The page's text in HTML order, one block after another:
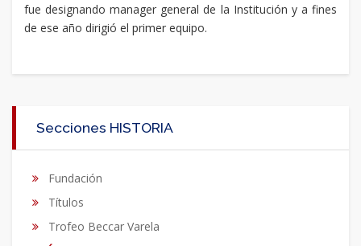
fue designando manager general de la Institución y a fines
de ese año dirigió el primer equipo.
Secciones HISTORIA
Fundación
Títulos
Trofeo Beccar Varela